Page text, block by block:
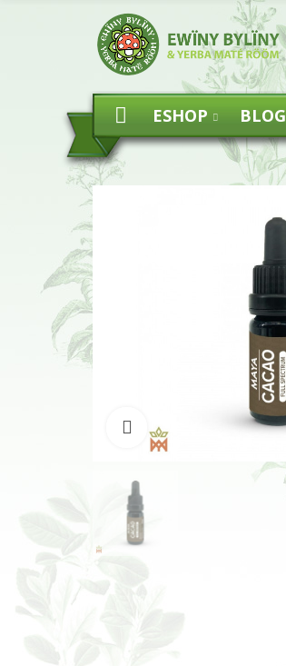
ESHOP BLOG
Klikněte pro zvětšení